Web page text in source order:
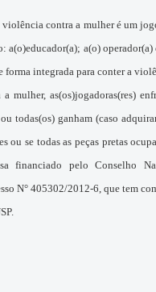
contra a mulher é um
a(o)educador(a); a(o)
forma integrada para conter a
as(os)jogadoras(res)
todas(os) ganham (caso
ou se todas as peças pretas
financiado pelo Conselho
N° 405302/2012-6, que tem